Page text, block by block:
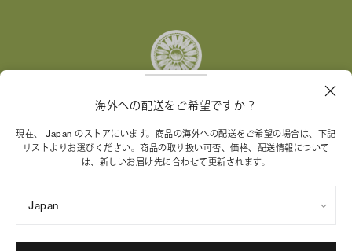
トリー バーチ財団は、女性起業家が持続可能な企業を築
くことを支援しています。
サイトマップ
Cookie 設定
海外への配送をご希望ですか？
現在、 Japan のストアにいます。商品の海外への配送をご希望の場合は、下記
リストよりお選びください。商品の取り扱い可否、価格、配送情報について
は、新しいお届け先に合わせて更新されます。
Japan